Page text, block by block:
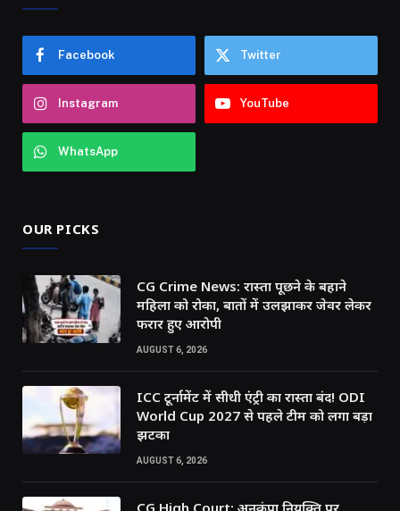
Facebook Twitter
Instagram YouTube
WhatsApp
OUR PICKS
CG Crime News: रास्ता पूछने के बहाने
महिला को रोका, बातों में उलझाकर जेवर लेकर
फरार हुए आरोपी
AUGUST 6, 2026
ICC टूर्नामेंट में सीधी एंट्री का रास्ता बंद! ODI
World Cup 2027 से पहले टीम को लगा बड़ा
झटका
AUGUST 6, 2026